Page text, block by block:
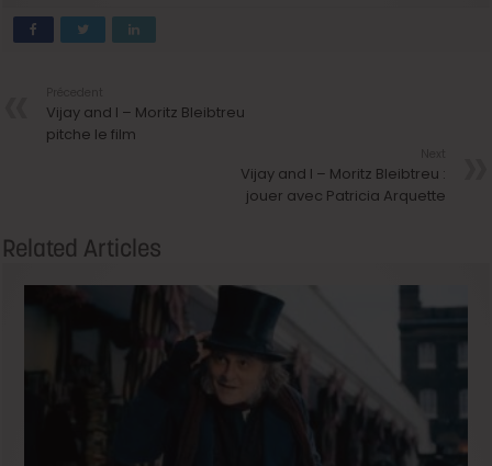
Vijay and I – Moritz Bleibtreu
pitche le film
Vijay and I – Moritz Bleibtreu :
jouer avec Patricia Arquette
Related Articles